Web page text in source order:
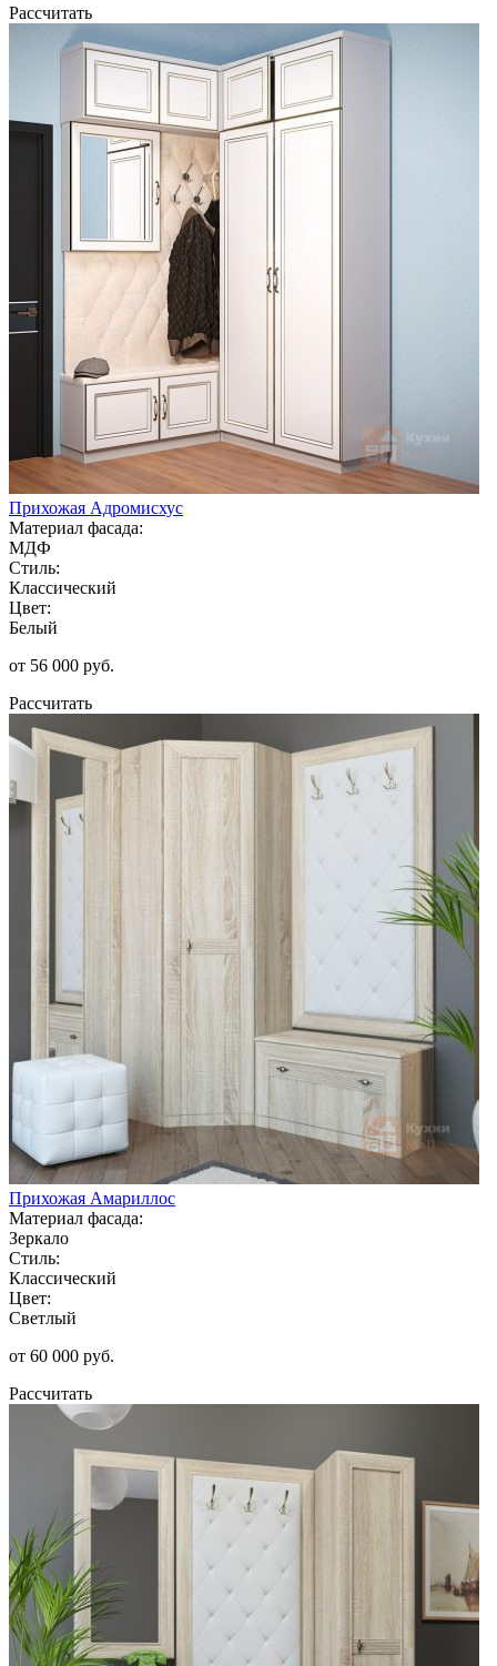
Рассчитать
Прихожая Адромисхус
Материал фасада:
МДФ
Стиль:
Классический
Цвет:
Белый
от 56 000 руб.
Рассчитать
Прихожая Амариллос
Материал фасада:
Зеркало
Стиль:
Классический
Цвет:
Светлый
от 60 000 руб.
Рассчитать